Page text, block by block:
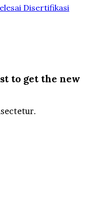
Disertifikasi
to get the new